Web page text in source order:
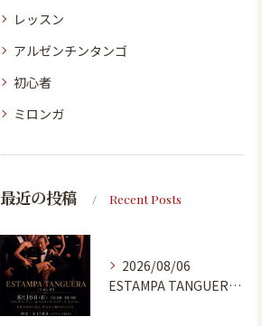
レッスン
アルゼンチンタンゴ
初心者
ミロンガ
最近の投稿 Recent Posts
2026/08/06
ESTAMPA TANGUERA MILONGA